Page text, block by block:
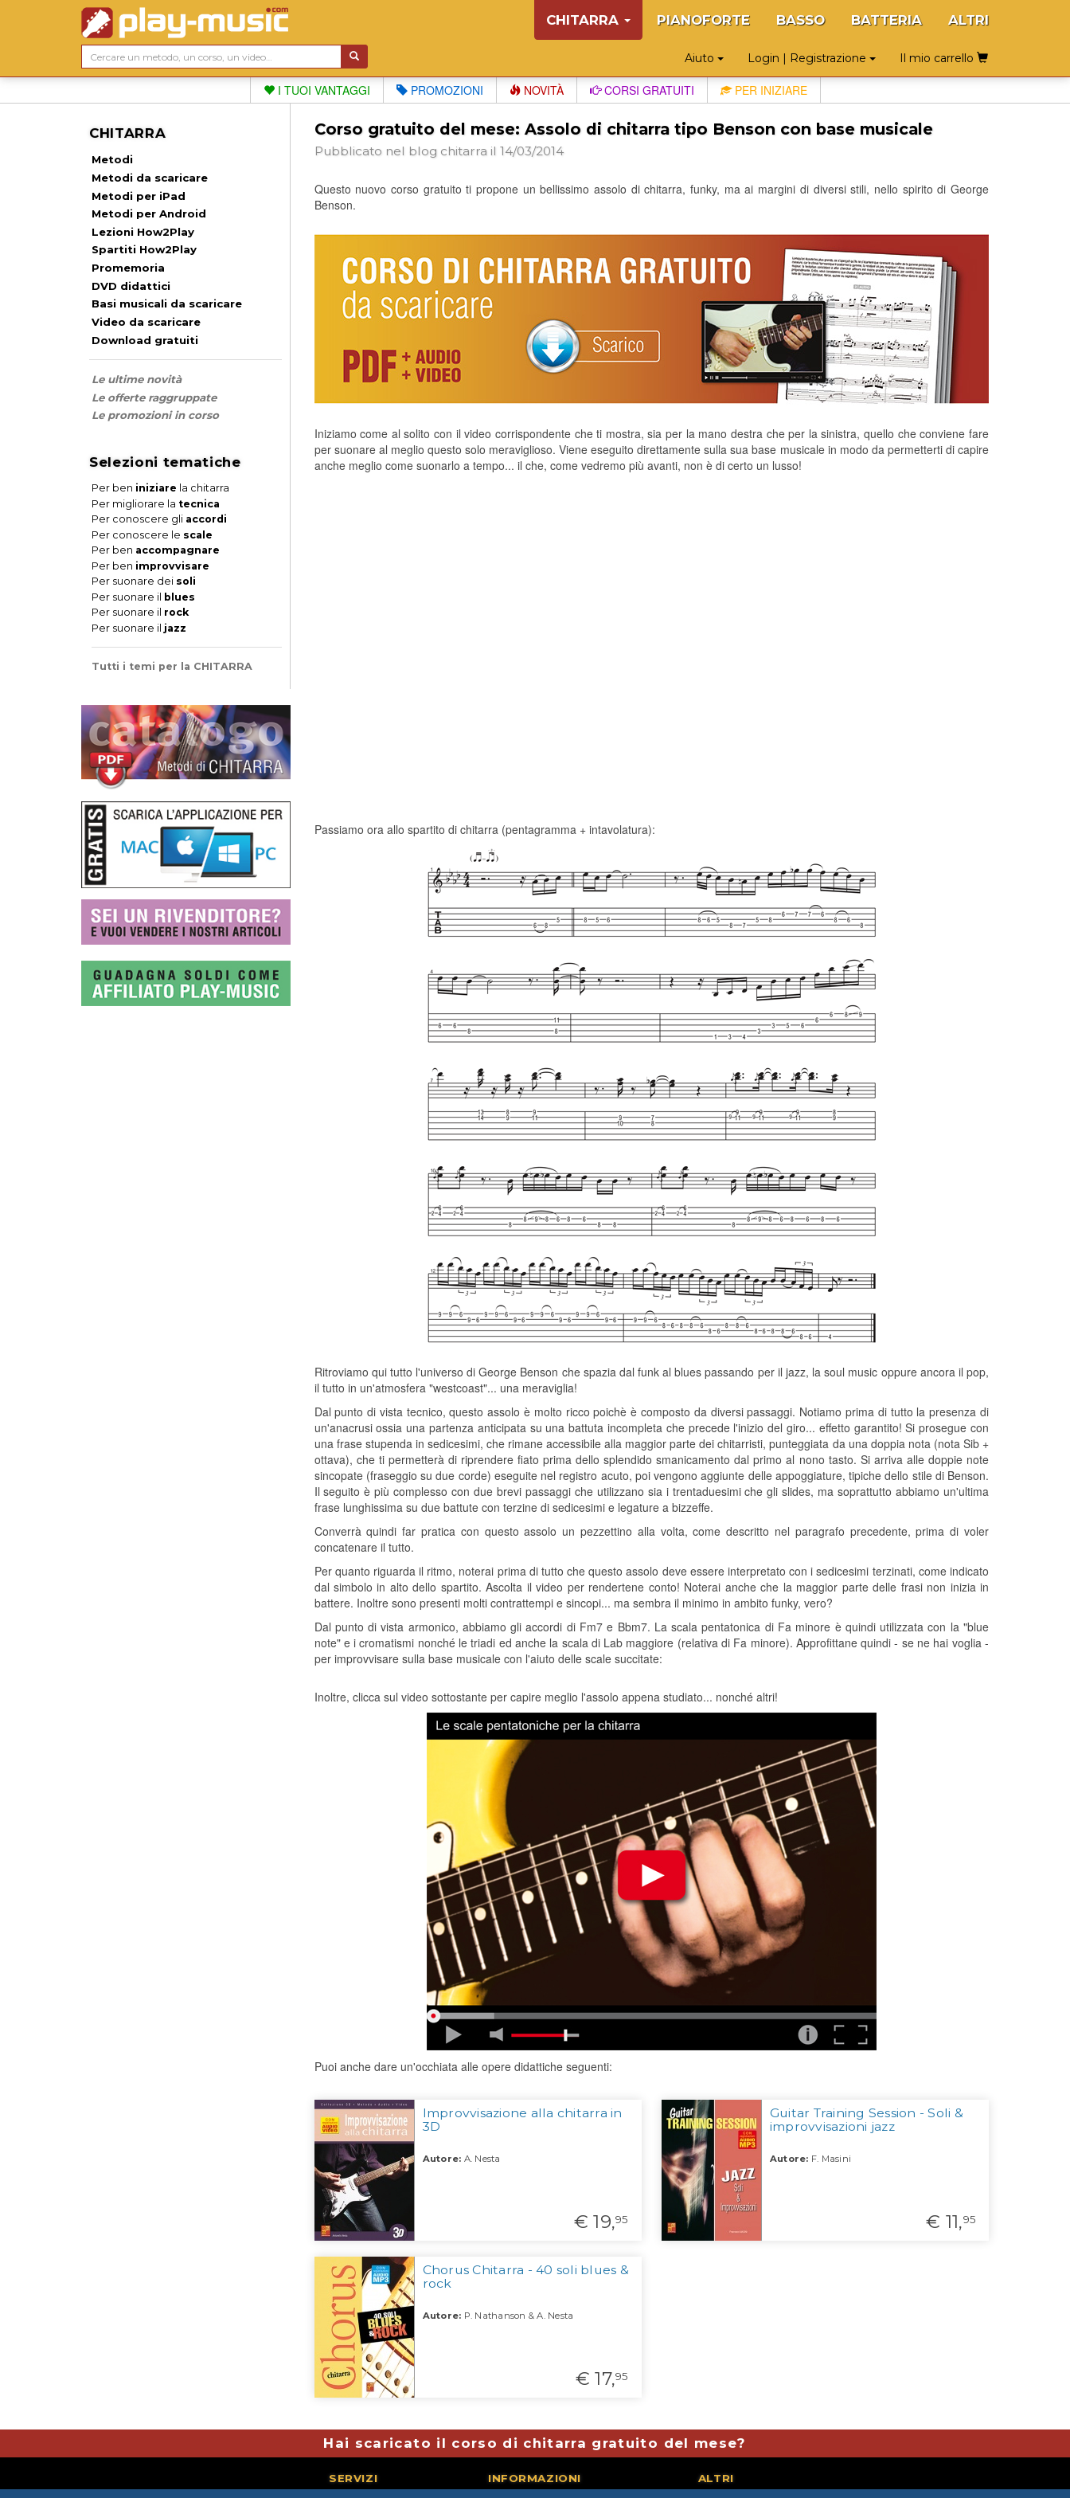
CHITARRA PIANOFORTE BASSO BATTERIA ALTRI
Aiuto Login | Registrazione Il mio carrello
I TUOI VANTAGGI PROMOZIONI NOVITÀ CORSI GRATUITI PER INIZIARE
CHITARRA
Metodi
Metodi da scaricare
Metodi per iPad
Metodi per Android
Lezioni How2Play
Spartiti How2Play
Promemoria
DVD didattici
Basi musicali da scaricare
Video da scaricare
Download gratuiti
Le ultime novità
Le offerte raggruppate
Le promozioni in corso
Selezioni tematiche
Per ben iniziare la chitarra
Per migliorare la tecnica
Per conoscere gli accordi
Per conoscere le scale
Per ben accompagnare
Per ben improvvisare
Per suonare dei soli
Per suonare il blues
Per suonare il rock
Per suonare il jazz
Tutti i temi per la CHITARRA
Corso gratuito del mese: Assolo di chitarra tipo Benson con base musicale
Pubblicato nel blog chitarra il 14/03/2014
Questo nuovo corso gratuito ti propone un bellissimo assolo di chitarra, funky, ma ai margini di diversi stili, nello spirito di George
Benson.
Iniziamo come al solito con il video corrispondente che ti mostra, sia per la mano destra che per la sinistra, quello che conviene fare
per suonare al meglio questo solo meraviglioso. Viene eseguito direttamente sulla sua base musicale in modo da permetterti di capire
anche meglio come suonarlo a tempo... il che, come vedremo più avanti, non è di certo un lusso!
Passiamo ora allo spartito di chitarra (pentagramma + intavolatura):
Ritroviamo qui tutto l'universo di George Benson che spazia dal funk al blues passando per il jazz, la soul music oppure ancora il pop,
il tutto in un'atmosfera "westcoast"... una meraviglia!
Dal punto di vista tecnico, questo assolo è molto ricco poichè è composto da diversi passaggi. Notiamo prima di tutto la presenza di
un'anacrusi ossia una partenza anticipata su una battuta incompleta che precede l'inizio del giro... effetto garantito! Si prosegue con
una frase stupenda in sedicesimi, che rimane accessibile alla maggior parte dei chitarristi, punteggiata da una doppia nota (nota Sib +
ottava), che ti permetterà di riprendere fiato prima dello splendido smanicamento dal primo al nono tasto. Si arriva alle doppie note
sincopate (fraseggio su due corde) eseguite nel registro acuto, poi vengono aggiunte delle appoggiature, tipiche dello stile di Benson.
Il seguito è più complesso con due brevi passaggi che utilizzano sia i trentaduesimi che gli slides, ma soprattutto abbiamo un'ultima
frase lunghissima su due battute con terzine di sedicesimi e legature a bizzeffe.
Converrà quindi far pratica con questo assolo un pezzettino alla volta, come descritto nel paragrafo precedente, prima di voler
concatenare il tutto.
Per quanto riguarda il ritmo, noterai prima di tutto che questo assolo deve essere interpretato con i sedicesimi terzinati, come indicato
dal simbolo in alto dello spartito. Ascolta il video per rendertene conto! Noterai anche che la maggior parte delle frasi non inizia in
battere. Inoltre sono presenti molti contrattempi e sincopi... ma sembra il minimo in ambito funky, vero?
Dal punto di vista armonico, abbiamo gli accordi di Fm7 e Bbm7. La scala pentatonica di Fa minore è quindi utilizzata con la "blue
note" e i cromatismi nonché le triadi ed anche la scala di Lab maggiore (relativa di Fa minore). Approfittane quindi - se ne hai voglia -
per improvvisare sulla base musicale con l'aiuto delle scale succitate:
Inoltre, clicca sul video sottostante per capire meglio l'assolo appena studiato... nonché altri!
Puoi anche dare un'occhiata alle opere didattiche seguenti:
Improvvisazione alla chitarra in
3D
Autore: A. Nesta
€ 19,95
Guitar Training Session - Soli &
improvvisazioni jazz
Autore: F. Masini
€ 11,95
Chorus Chitarra - 40 soli blues &
rock
Autore: P. Nathanson & A. Nesta
€ 17,95
Hai scaricato il corso di chitarra gratuito del mese?
SERVIZI INFORMAZIONI ALTRI